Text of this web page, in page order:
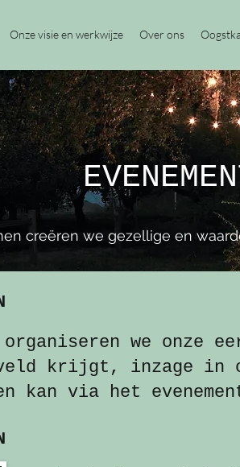
Onze visie en werkwijze Over ons
creëren we gezellige en
we onze
krijgt, inzage in
kan via het